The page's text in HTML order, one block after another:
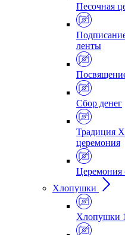
Песочная
ленты
Сбор денег
Традиция
церемония
Церемония
Хлопушки
Хлопушки